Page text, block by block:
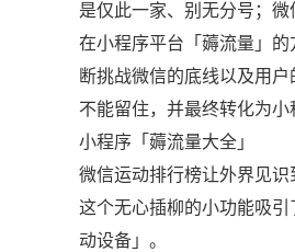
是仅此一家、别无分号；
在小程序平台「薅流量」
断挑战微信的底线以及用
不能留住，并最终转化为
小程序「薅流量大全」
微信运动排行榜让外界见识
这个无心插柳的小功能吸
动设备」。